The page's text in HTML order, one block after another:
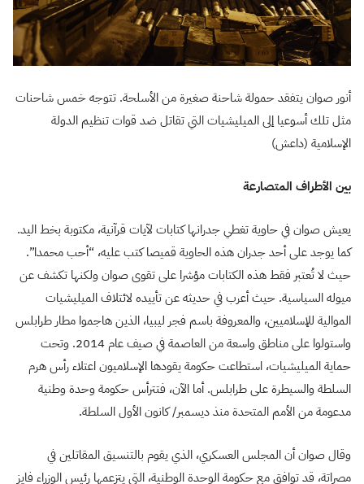
أنور صوان يتفقد حمولة شاحنة صغيرة من الأسلحة. تتوجه خمس شاحنات
مثل تلك أسوعيا إلى الميليشيات التي تقاتل ضد قوات تنظيم الدولة
الإسلامية (داعش)
بين الأطراف المتصارعة
يعيش صوان في حاوية تغطي جدرانها كتابات لآيات قرآنية، مكتوبة بخط اليد.
كما يوجد على أحد جدران هذه الحاوية قميصا كتب عليه، “أحب محمدا”.
حيث لا تُعتبر فقط هذه الكتابات مؤشرا على تقوى صوان ولكنها تكشف عن
ميوله السياسية. حيث أعرب في حديثه عن تأييده لائتلاف الميليشيات
الموالية للإسلاميين، والمعروفة باسم فجر ليبيا، الذين هاجموا مطار طرابلس
واستولوا على مناطق واسعة من العاصمة في صيف عام 2014. وتحت
حماية الميليشيات، استطاعت حكومة يقودها الإسلاميون اعتلاء رأس هرم
السلطة والسيطرة على طرابلس. أما الآن، فتترأس حكومة وحدة وطنية
مدعومة من الأمم المتحدة منذ ديسمبر/ كانون الأول السلطة.
وقال صوان أن المجلس العسكري، الذي يقوم بالتنسيق المقاتلين في
مصراتة، قد توافق مع حكومة الوحدة الوطنية، التي يتزعمها رئيس الوزراء فايز